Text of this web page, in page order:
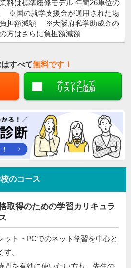
料は標準履修モデル 年間26単位の
※国の就学支援金が適用された場
担額減額 ※大阪府私学助成金の
方はさらに負担額減額
すべて無料です！
チェックして
リストに追加
のコース
取得のための学習カリキュラ
ット・PCでのネット学習を中心と
。
間を有効に使いたい方も、先生の